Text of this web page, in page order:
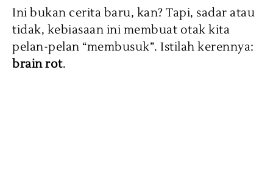
Ini bukan cerita baru, kan? Tapi, sadar atau
tidak, kebiasaan ini membuat otak kita
pelan-pelan “membusuk”. Istilah kerennya:
brain rot.